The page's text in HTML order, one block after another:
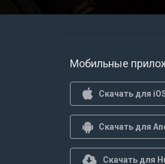
Мобильные
Скачать для
Скачать для
Скачать для